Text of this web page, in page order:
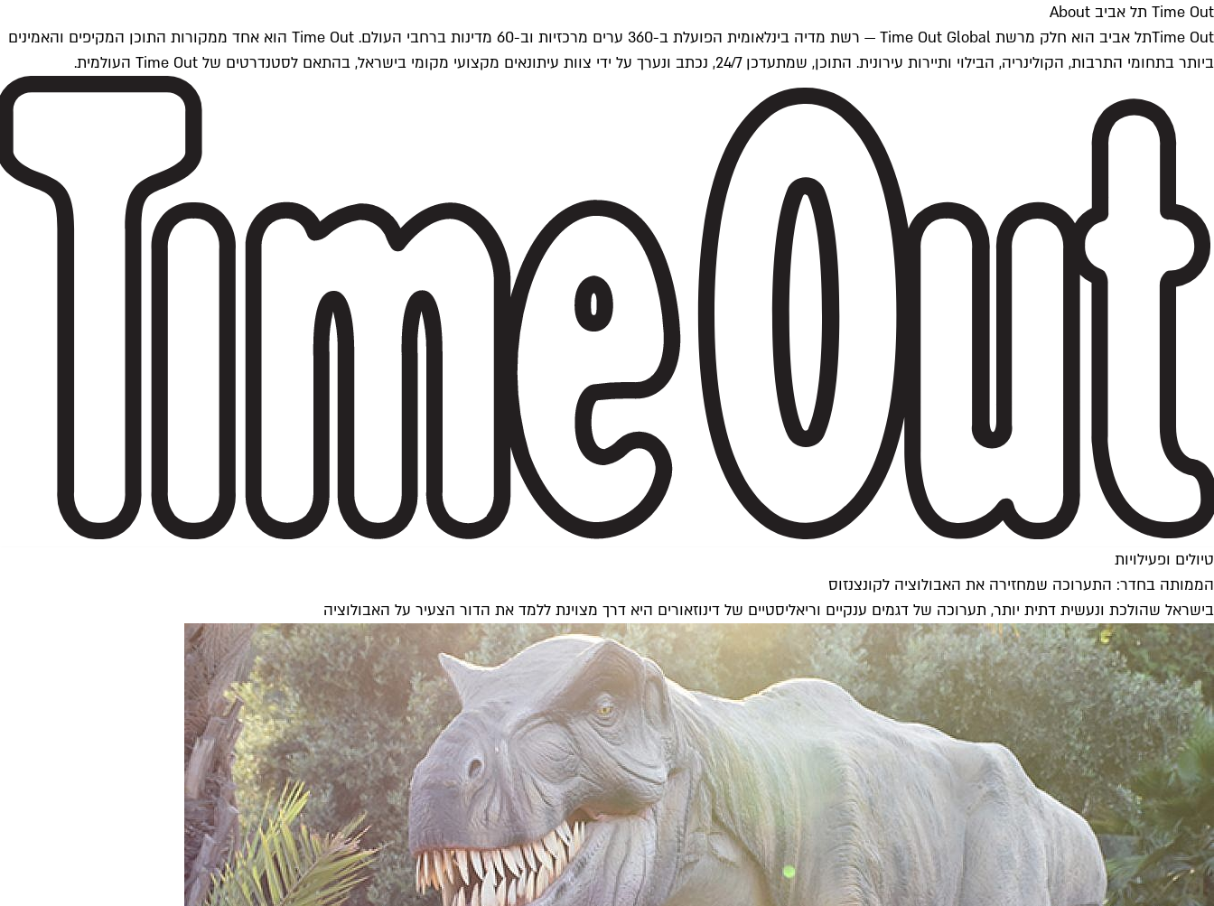
Time Out תל אביב About
Time Outתל אביב הוא חלק מרשת Time Out Global — רשת מדיה בינלאומית הפועלת ב-360 ערים מרכזיות וב-60 מדינות ברחבי העולם. Time Out הוא אחד ממקורות התוכן המקיפים והאמינים
ביותר בתחומי התרבות, הקולינריה, הבילוי ותיירות עירונית. התוכן, שמתעדכן 24/7, נכתב ונערך על ידי צוות עיתונאים מקצועי מקומי בישראל, בהתאם לסטנדרטים של Time Out העולמית.
טיולים ופעילויות
הממותה בחדר: התערוכה שמחזירה את האבולוציה לקונצנזוס
בישראל שהולכת ונעשית דתית יותר, תערוכה של דגמים ענקיים וריאליסטיים של דינוזאורים היא דרך מצוינת ללמד את הדור הצעיר על האבולוציה